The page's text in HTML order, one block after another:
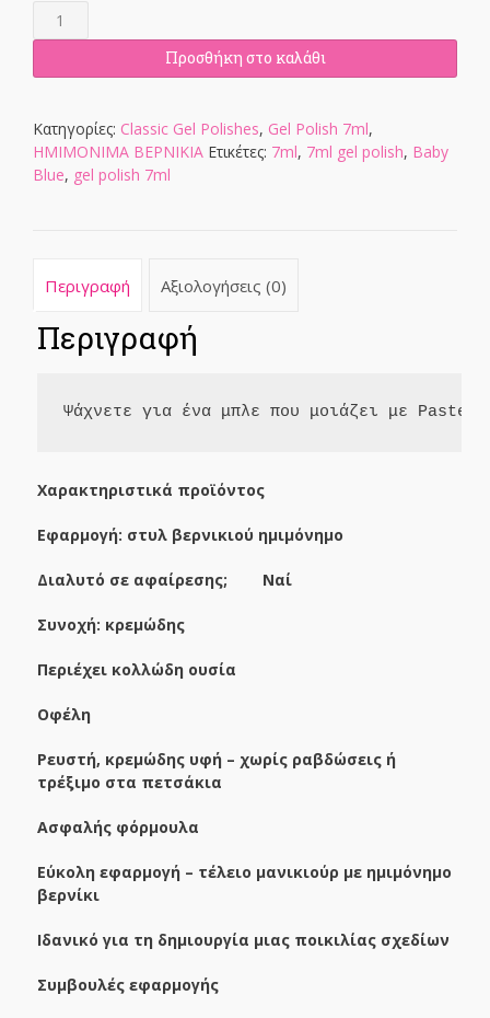
Baby
Blue
Gel
7ml
ποσότητα
Προσθήκη στο καλάθι
Κατηγορίες: Classic Gel Polishes, Gel Polish 7ml,
ΗΜΙΜΟΝΙΜΑ ΒΕΡΝΙΚΙΑ Ετικέτες: 7ml, 7ml gel polish, Baby
Blue, gel polish 7ml
Περιγραφή Αξιολογήσεις (0)
Περιγραφή
Ψάχνετε για ένα μπλε που μοιάζει με
Χαρακτηριστικά προϊόντος
Εφαρμογή: στυλ βερνικιού ημιμόνημο
Διαλυτό σε αφαίρεσης; Ναί
Συνοχή: κρεμώδης
Περιέχει κολλώδη ουσία
Οφέλη
Ρευστή, κρεμώδης υφή – χωρίς ραβδώσεις ή
τρέξιμο στα πετσάκια
Ασφαλής φόρμουλα
Εύκολη εφαρμογή – τέλειο μανικιούρ με ημιμόνημο
βερνίκι
Ιδανικό για τη δημιουργία μιας ποικιλίας σχεδίων
Συμβουλές εφαρμογής